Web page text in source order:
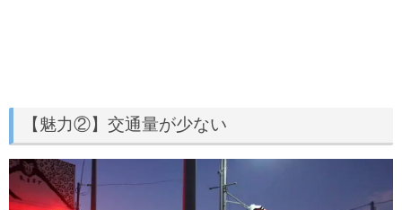
【魅力②】交通量が少ない